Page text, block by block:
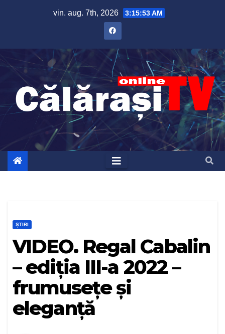
vin. aug. 7th, 2026 3:15:54 AM
ȘTIRI
VIDEO. Regal Cabalin
– ediția III-a 2022 –
frumusețe și
eleganță